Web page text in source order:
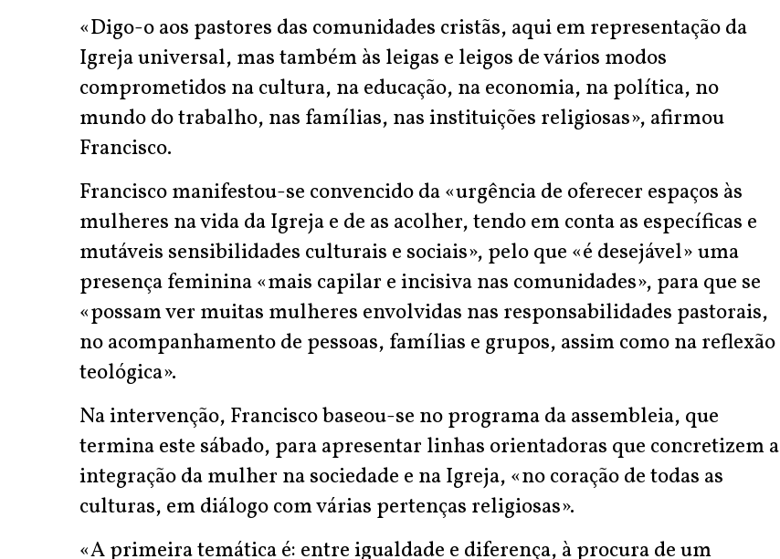
«Digo-o aos pastores das comunidades cristãs, aqui em representação da
Igreja universal, mas também às leigas e leigos de vários modos
comprometidos na cultura, na educação, na economia, na política, no
mundo do trabalho, nas famílias, nas instituições religiosas», afirmou
Francisco.
Francisco manifestou-se convencido da «urgência de oferecer espaços às
mulheres na vida da Igreja e de as acolher, tendo em conta as específicas e
mutáveis sensibilidades culturais e sociais», pelo que «é desejável» uma
presença feminina «mais capilar e incisiva nas comunidades», para que se
«possam ver muitas mulheres envolvidas nas responsabilidades pastorais,
no acompanhamento de pessoas, famílias e grupos, assim como na reflexão
teológica».
Na intervenção, Francisco baseou-se no programa da assembleia, que
termina este sábado, para apresentar linhas orientadoras que concretizem a
integração da mulher na sociedade e na Igreja, «no coração de todas as
culturas, em diálogo com várias pertenças religiosas».
«A primeira temática é: entre igualdade e diferença, à procura de um